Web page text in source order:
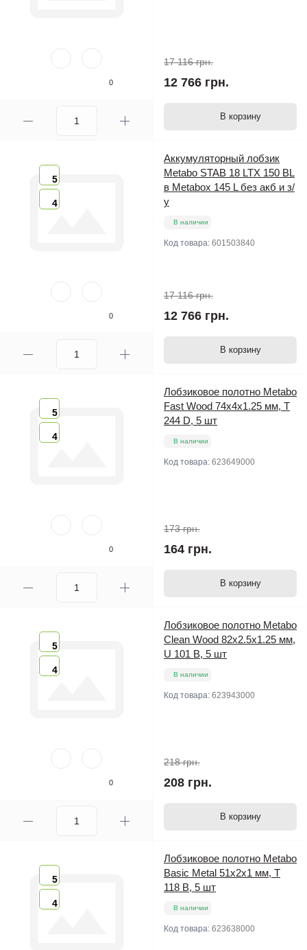
0
17 116 грн.
12 766 грн.
В корзину
5
4
0
Аккумуляторный лобзик
Metabo STAB 18 LTX 150 BL
в Metabox 145 L без акб и з/
у
В наличии
Код товара: 601503840
17 116 грн.
12 766 грн.
В корзину
5
4
0
Лобзиковое полотно Metabo
Fast Wood 74х4х1.25 мм, T
244 D, 5 шт
В наличии
Код товара: 623649000
173 грн.
164 грн.
В корзину
5
4
0
Лобзиковое полотно Metabo
Clean Wood 82х2.5х1.25 мм,
U 101 B, 5 шт
В наличии
Код товара: 623943000
218 грн.
208 грн.
В корзину
5
4
Лобзиковое полотно Metabo
Basic Metal 51х2х1 мм, T
118 B, 5 шт
В наличии
Код товара: 623638000